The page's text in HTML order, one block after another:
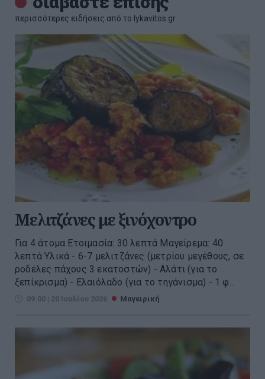
περισσότερες ειδήσεις από το lykavitos.gr
Μελιτζάνες με ξινόχοντρο
Για 4 άτομα Ετοιμασία: 30 λεπτά Μαγείρεμα: 40
λεπτά Υλικά - 6-7 μελιτζάνες (μετρίου μεγέθους, σε
ροδέλες πάχους 3 εκατοστών) - Αλάτι (για το
ξεπίκρισμα) - Ελαιόλαδο (για το τηγάνισμα) - 1 φ...
09:00 | 20 Ιουλίου 2026 Μαγειρική